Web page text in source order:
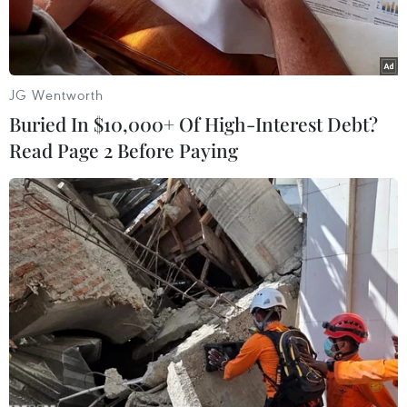
sở cơ quan tình báoquân đội Ai Cập ở Ismailia,
phía Đông Bắc thủ đô Cairo.
Tin cho hay sức ép từ vụ nổ đã khiến một phần
[Ai Cập: Đánh bom liều chết nhằm vào cơ sở
tình báo]
Giới chức an ninh Ai Cập cho biết hai vụ đánh
bom liên tiếp nhằm vào cơ sở quânđội ở thành
phố Rafah, thuộc khu vực Bắc Sinai ngày 11/9
đã làm ít nhất 5binh sỹ thiệt mạng và hàng chục
người bị thương, trong đó có 7 dân thường.
Vụ tấn công xảy ra vài ngày sau khi một nhóm
JG Wentworth
Buried In $10,000+ Of High-Interest Debt?
Read Page 2 Before Paying